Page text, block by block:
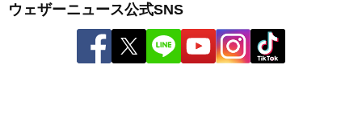
ウェザーニュース公式SNS